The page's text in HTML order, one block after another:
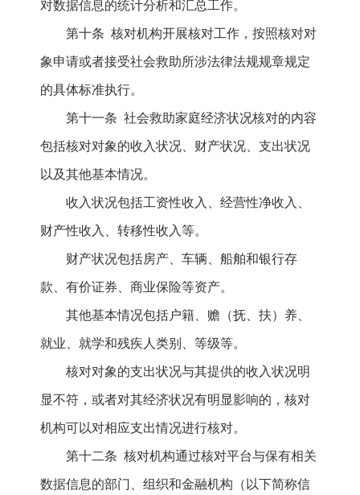
对数据信息的统计分析和汇总工作。
第十条 核对机构开展核对工作，按照核对对
象申请或者接受社会救助所涉法律法规规章规定
的具体标准执行。
第十一条 社会救助家庭经济状况核对的内容
包括核对对象的收入状况、财产状况、支出状况
以及其他基本情况。
收入状况包括工资性收入、经营性净收入、
财产性收入、转移性收入等。
财产状况包括房产、车辆、船舶和银行存
款、有价证券、商业保险等资产。
其他基本情况包括户籍、赡（抚、扶）养、
就业、就学和残疾人类别、等级等。
核对对象的支出状况与其提供的收入状况明
显不符，或者对其经济状况有明显影响的，核对
机构可以对相应支出情况进行核对。
第十二条 核对机构通过核对平台与保有相关
数据信息的部门、组织和金融机构（以下简称信